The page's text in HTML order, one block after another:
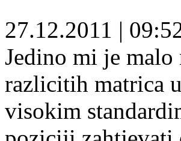
27.12.2011 |
Jedino mi je
razlicitih matrica
visokim